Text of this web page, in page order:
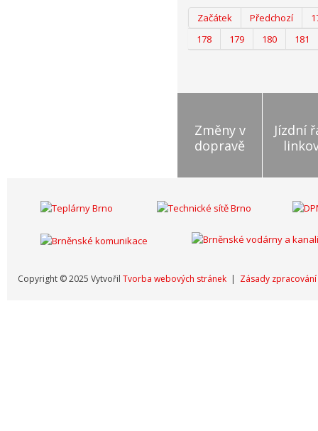
Začátek
Předchozí
178
179 180 181
Změny v
dopravě
Jízdní
Copyright © 2025 Vytvořil Tvorba webových stránek | Zásady